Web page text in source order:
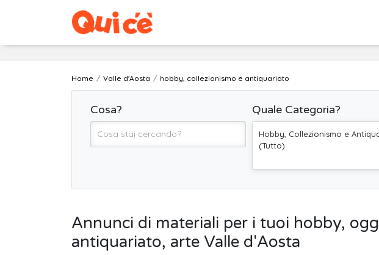
Home Valle d'Aosta hobby, collezionismo e antiquariato
Cosa? Quale Categoria?
Hobby, Collezionismo e
(Tutto)
Annunci di materiali per i tuoi hobby,
antiquariato, arte Valle d'Aosta